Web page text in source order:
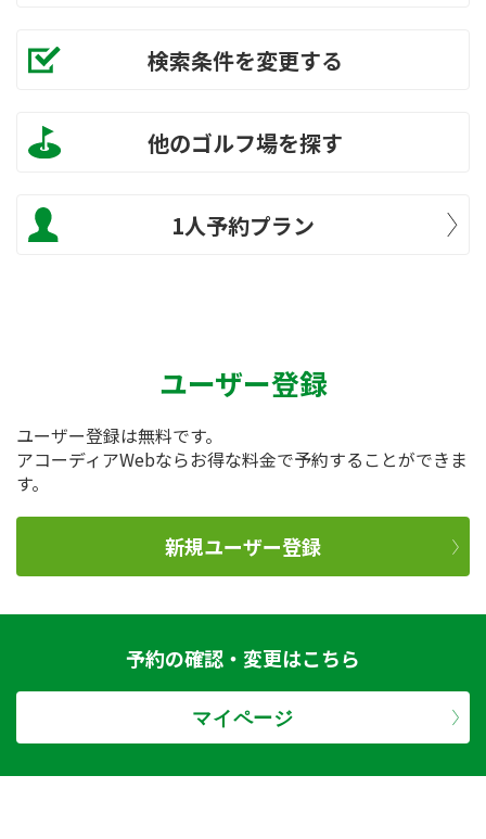
検索条件を変更する
他のゴルフ場を探す
1人予約プラン
ユーザー登録
ユーザー登録は無料です。
アコーディアWebならお得な料金で予約することができま
す。
新規ユーザー登録
予約の確認・変更はこちら
マイページ